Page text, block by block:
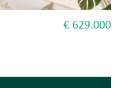
€ 629.000